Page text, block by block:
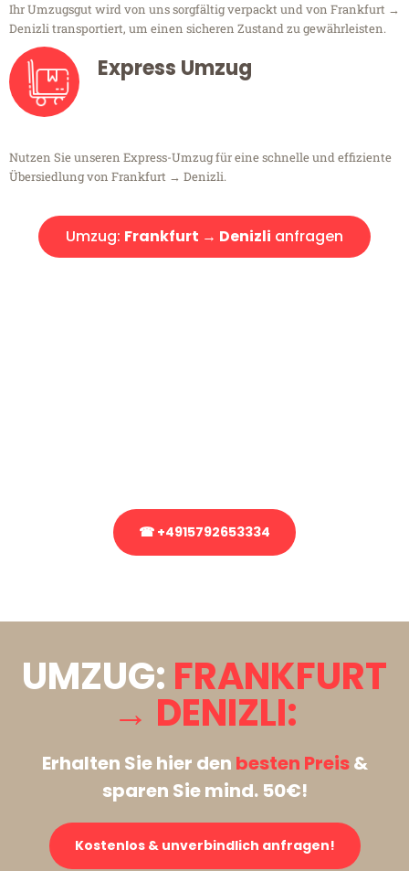
Ihr Umzugsgut wird von uns sorgfältig verpackt und von Frankfurt →
Denizli transportiert, um einen sicheren Zustand zu gewährleisten.
Express Umzug
Nutzen Sie unseren Express-Umzug für eine schnelle und effiziente
Übersiedlung von Frankfurt → Denizli.
Umzug: Frankfurt → Denizli anfragen
☎ +4915792653334
UMZUG: FRANKFURT
→ DENIZLI:
Erhalten Sie hier den besten Preis&
sparen Sie mind. 50€!
Kostenlos & unverbindlich anfragen!